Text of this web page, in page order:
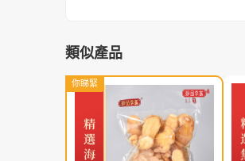
類似產品
你睇緊